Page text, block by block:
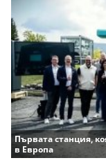
Първата станция,
в Европа